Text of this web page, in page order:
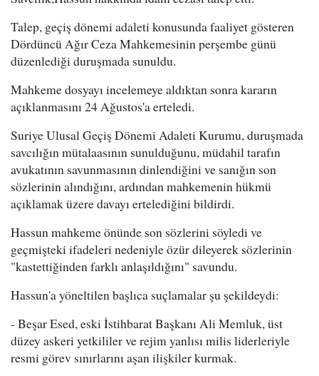
Talep, geçiş dönemi adaleti konusunda faaliyet gösteren
Dördüncü Ağır Ceza Mahkemesinin perşembe günü
düzenlediği duruşmada sunuldu.
Mahkeme dosyayı incelemeye aldıktan sonra kararın
açıklanmasını 24 Ağustos'a erteledi.
Suriye Ulusal Geçiş Dönemi Adaleti Kurumu, duruşmada
savcılığın mütalaasının sunulduğunu, müdahil tarafın
avukatının savunmasının dinlendiğini ve sanığın son
sözlerinin alındığını, ardından mahkemenin hükmü
açıklamak üzere davayı ertelediğini bildirdi.
Hassun mahkeme önünde son sözlerini söyledi ve
geçmişteki ifadeleri nedeniyle özür dileyerek sözlerinin
"kastettiğinden farklı anlaşıldığını" savundu.
Hassun'a yöneltilen başlıca suçlamalar şu şekildeydi:
- Beşar Esed, eski İstihbarat Başkanı Ali Memluk, üst
düzey askeri yetkililer ve rejim yanlısı milis liderleriyle
resmi görev sınırlarını aşan ilişkiler kurmak.